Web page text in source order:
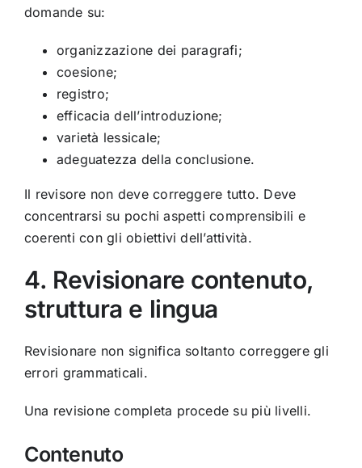
domande su:
organizzazione dei paragrafi;
coesione;
registro;
efficacia dell’introduzione;
varietà lessicale;
adeguatezza della conclusione.
Il revisore non deve correggere tutto. Deve
concentrarsi su pochi aspetti comprensibili e
coerenti con gli obiettivi dell’attività.
4. Revisionare contenuto,
struttura e lingua
Revisionare non significa soltanto correggere gli
errori grammaticali.
Una revisione completa procede su più livelli.
Contenuto